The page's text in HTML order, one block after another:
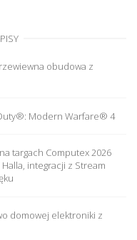
obudowa z
Modern Warfare® 4
targach Computex 2026
integracji z Stream
domowej elektroniki z